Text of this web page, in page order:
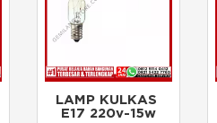
LAMP KULKAS
E17 220v-15w